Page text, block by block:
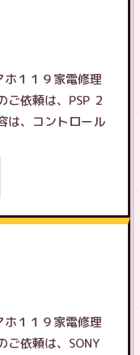
１１９家電修理
ご依頼は、PSP ２
は、コントロール
１１９家電修理
ご依頼は、SONY